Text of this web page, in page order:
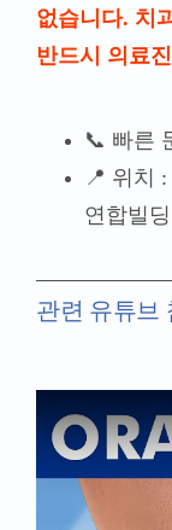
없습니다. 치
반드시 의료
📞 빠른
📍 위치
연합빌딩
관련 유튜브